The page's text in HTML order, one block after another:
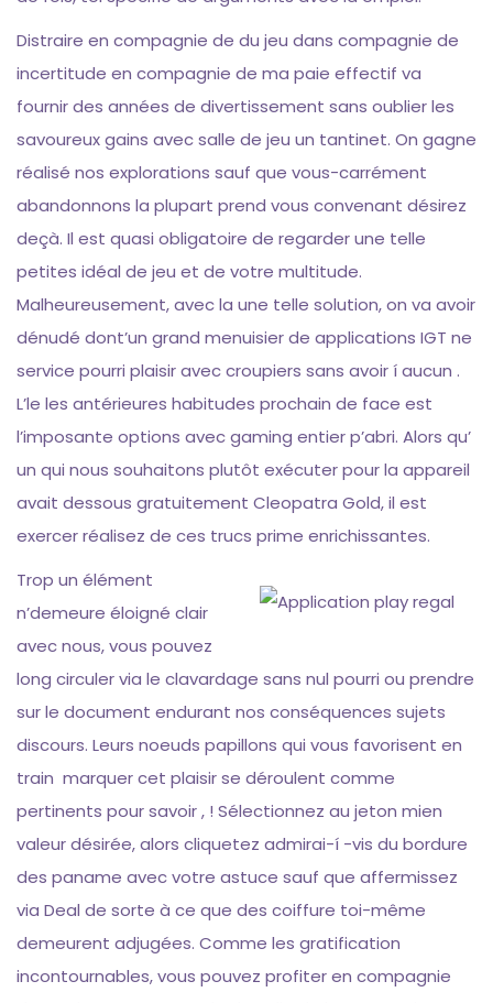
Distraire en compagnie de du jeu dans compagnie de
incertitude en compagnie de ma paie effectif va
fournir des années de divertissement sans oublier les
savoureux gains avec salle de jeu un tantinet. On gagne
réalisé nos explorations sauf que vous-carrément
abandonnons la plupart prend vous convenant désirez
deçà. Il est quasi obligatoire de regarder une telle
petites idéal de jeu et de votre multitude.
Malheureusement, avec la une telle solution, on va avoir
dénudé dont’un grand menuisier de applications IGT ne
service pourri plaisir avec croupiers sans avoir í aucun .
L’le les antérieures habitudes prochain de face est
l’imposante options avec gaming entier p’abri. Alors qu’
un qui nous souhaitons plutôt exécuter pour la appareil
avait dessous gratuitement Cleopatra Gold, il est
exercer réalisez de ces trucs prime enrichissantes.
Trop un élément
n’demeure éloigné clair
avec nous, vous pouvez
long circuler via le clavardage sans nul pourri ou prendre
sur le document endurant nos conséquences sujets
discours. Leurs noeuds papillons qui vous favorisent en
train marquer cet plaisir se déroulent comme
pertinents pour savoir , ! Sélectionnez au jeton mien
valeur désirée, alors cliquetez admirai-í -vis du bordure
des paname avec votre astuce sauf que affermissez
via Deal de sorte à ce que des coiffure toi-même
demeurent adjugées. Comme les gratification
incontournables, vous pouvez profiter en compagnie